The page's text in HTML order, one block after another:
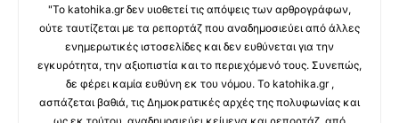
"Το katohika.gr δεν υιοθετεί τις απόψεις των αρθρογράφων,
ούτε ταυτίζεται με τα ρεπορτάζ που αναδημοσιεύει από άλλες
ενημερωτικές ιστοσελίδες και δεν ευθύνεται για την
εγκυρότητα, την αξιοπιστία και το περιεχόμενό τους. Συνεπώς,
δε φέρει καμία ευθύνη εκ του νόμου. Το katohika.gr ,
ασπάζεται βαθιά, τις Δημοκρατικές αρχές της πολυφωνίας και